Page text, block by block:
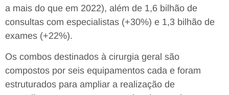
a mais do que em 2022), além de 1,6 bilhão de
consultas com especialistas (+30%) e 1,3 bilhão de
exames (+22%).
Os combos destinados à cirurgia geral são
compostos por seis equipamentos cada e foram
estruturados para ampliar a realização de